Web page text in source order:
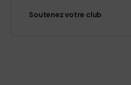
Soutenez votre club